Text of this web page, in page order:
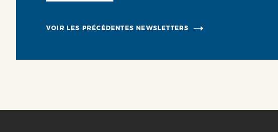
VOIR LES PRÉCÉDENTES NEWSLETTERS